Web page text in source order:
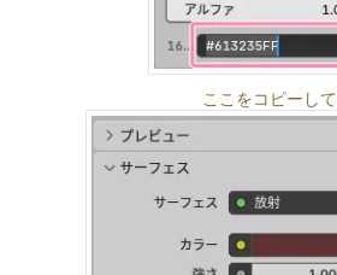
ここをコピーして